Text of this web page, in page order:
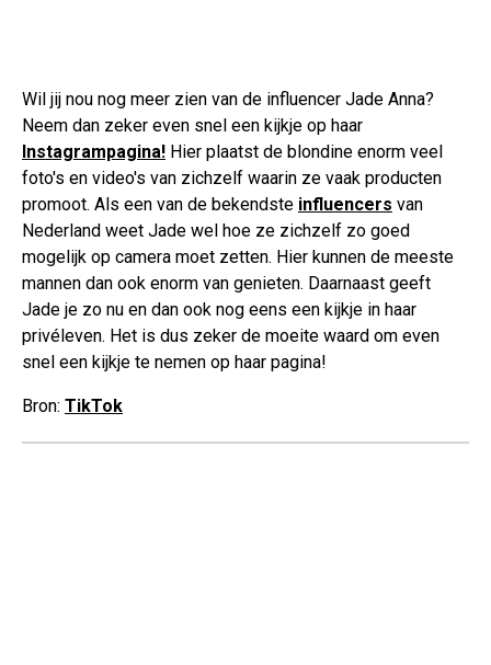
Wil jij nou nog meer zien van de influencer Jade Anna?
Neem dan zeker even snel een kijkje op haar
Instagrampagina! Hier plaatst de blondine enorm veel
foto's en video's van zichzelf waarin ze vaak producten
promoot. Als een van de bekendste influencers van
Nederland weet Jade wel hoe ze zichzelf zo goed
mogelijk op camera moet zetten. Hier kunnen de meeste
mannen dan ook enorm van genieten. Daarnaast geeft
Jade je zo nu en dan ook nog eens een kijkje in haar
privéleven. Het is dus zeker de moeite waard om even
snel een kijkje te nemen op haar pagina!
Bron: TikTok